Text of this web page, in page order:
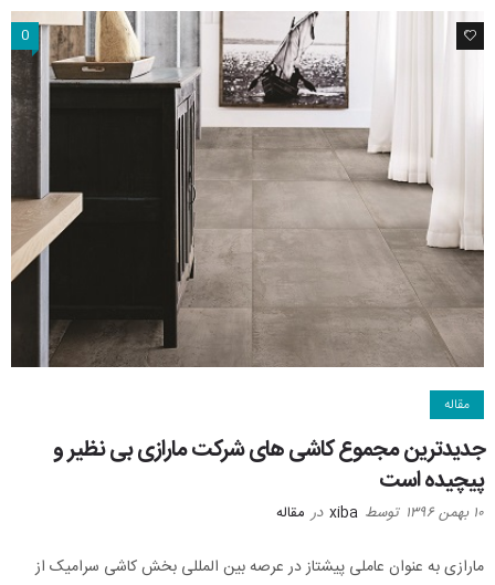
0 0
مقاله
جدیدترین مجموع کاشی های شرکت مارازی بی نظیر و
پیچیده است
۱۰ بهمن ۱۳۹۶ توسط xiba در مقاله
مارازی به عنوان عاملی پیشتاز در عرصه بین المللی بخش کاشی سرامیک از